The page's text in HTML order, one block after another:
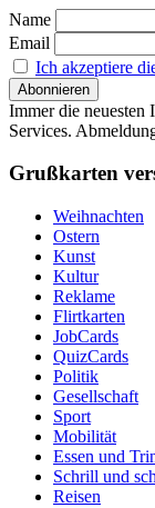
Name
Email
Ich akzeptiere
Immer die neuesten
Services.
Grußkarten
Weihnachten
Ostern
Kunst
Kultur
Reklame
Flirtkarten
JobCards
QuizCards
Politik
Gesellschaft
Sport
Mobilität
Essen und
Schrill und
Reisen